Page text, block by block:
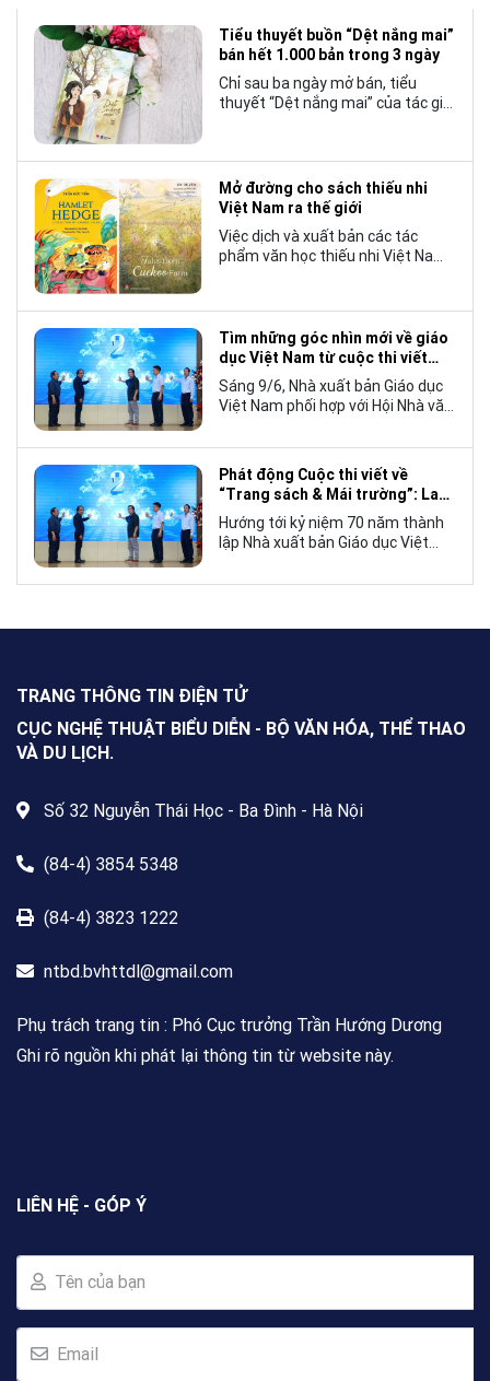
Tiểu thuyết buồn “Dệt nắng mai”
bán hết 1.000 bản trong 3 ngày
Chỉ sau ba ngày mở bán, tiểu
thuyết “Dệt nắng mai” của tác giả
chương trẻ khi cán mốc 1.000 bản
tiêu thụ.
Mở đường cho sách thiếu nhi
Việt Nam ra thế giới
Việc dịch và xuất bản các tác
phẩm văn học thiếu nhi Việt Nam
tế, mà còn góp phần đưa những
câu chuyện mang đậm bản sắc
văn hóa Việt Nam bước ra thế giới.
Tìm những góc nhìn mới về giáo
dục Việt Nam từ cuộc thi viết
“Trang sách và Mái trường”
Sáng 9/6, Nhà xuất bản Giáo dục
Việt Nam phối hợp với Hội Nhà văn
cuộc thi viết về “Trang sách và
Mái trường”, hướng tới kỷ niệm 70
năm thành lập Nhà xuất bản Giáo
dục Việt Nam vào năm 2027.
Phát động Cuộc thi viết về
“Trang sách & Mái trường”: Lan
tỏa tình yêu học tập, tôn vinh
những giá trị bền vững của giáo
dục
Hướng tới kỷ niệm 70 năm thành
lập Nhà xuất bản Giáo dục Việt
NXBGDVN phối hợp với Hội Nhà
Nam trong và ngoài nước, không
giới hạn độ tuổi, nghề nghiệp hay
nơi cư trú.
TRANG THÔNG TIN ĐIỆN TỬ
CỤC NGHỆ THUẬT BIỂU DIỄN - BỘ VĂN HÓA, THỂ THAO
VÀ DU LỊCH.
Số 32 Nguyễn Thái Học - Ba Đình - Hà Nội
(84-4) 3854 5348
(84-4) 3823 1222
ntbd.bvhttdl@gmail.com
Phụ trách trang tin : Phó Cục trưởng Trần Hướng Dương
Ghi rõ nguồn khi phát lại thông tin từ website này.
LIÊN HỆ - GÓP Ý
Tên của bạn
Email